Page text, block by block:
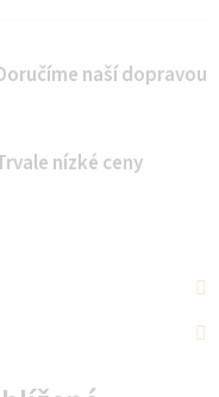
naší dopravou
nízké ceny